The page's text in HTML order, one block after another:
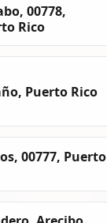
00778,
Rico
Puerto Rico
00777, Puerto